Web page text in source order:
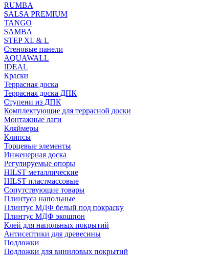
RUMBA
SALSA PREMIUM
TANGO
SAMBA
STEP XL & L
Стеновые панели
AQUAWALL
IDEAL
Краски
Террасная доска
Террасная доска ДПК
Ступени из ДПК
Комплектующие для террасной доски
Монтажные лаги
Кляймеры
Клипсы
Торцевые элементы
Инженерная доска
Регулируемые опоры
HILST металлические
HILST пластмассовые
Сопутствующие товары
Плинтуса напольные
Плинтус МДФ белый под покраску
Плинтус МДФ экошпон
Клей для напольных покрытий
Антисептики для древесины
Подложки
Подложки для виниловых покрытий